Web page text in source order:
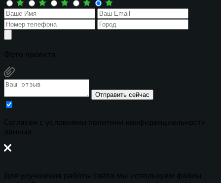
Фото проекта
Отправить сейчас
Cогласен с условиями политики конфиденциальности
данных
Для улучшения работы сайта мы используем файлы